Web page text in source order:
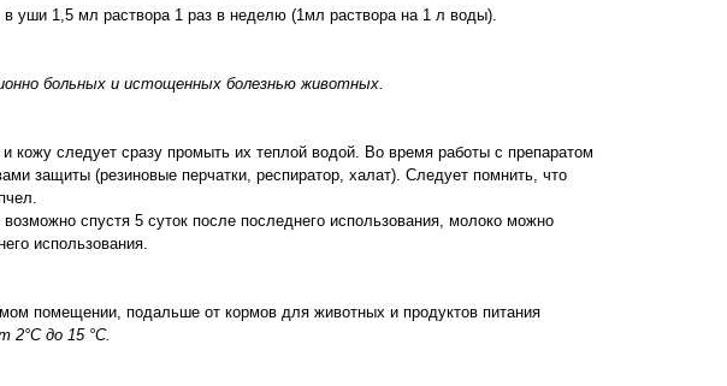
уши 1,5 мл раствора 1 раз в неделю (1мл раствора на 1 л воды).
больных и истощенных болезнью животных.
кожу следует сразу промыть их теплой водой. Во время работы с препаратом
защиты (резиновые перчатки, респиратор, халат). Следует помнить, что
спустя 5 суток после последнего использования, молоко можно
использования.
помещении, подальше от кормов для животных и продуктов питания
2°С до 15 °С.